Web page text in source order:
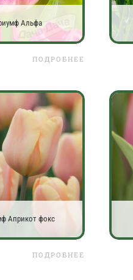
Альфа
ПОДРОБНЕЕ
Априкот фокс
ПОДРОБНЕЕ